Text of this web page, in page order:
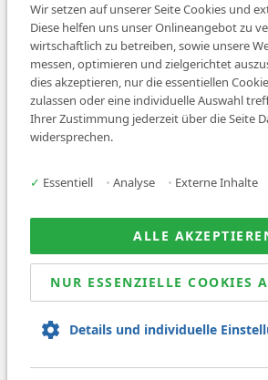
Job finden
Über uns
News
© 2026 Sanovetis. All rights
Wir setzen auf unserer Seite Cookies und
Diese helfen uns unser Onlineangebot zu
wirtschaftlich zu betreiben, sowie unsere
messen, optimieren und zielgerichtet
dies akzeptieren, nur die essentiellen
zulassen oder eine individuelle Auswahl
Ihrer Zustimmung jederzeit über die Seite
widersprechen.
✓ Essentiell • Analyse • Externe Inhalte
ALLE
NUR ESSENZIELLE COOKIES
Details und individuelle